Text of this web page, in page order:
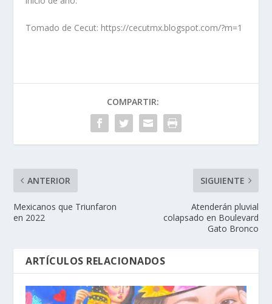
Tomado de Cecut: https://cecutmx.blogspot.com/?m=1
COMPARTIR:
ANTERIOR
Mexicanos que Triunfaron
en 2022
SIGUIENTE
Atenderán pluvial
colapsado en Boulevard
Gato Bronco
ARTÍCULOS RELACIONADOS